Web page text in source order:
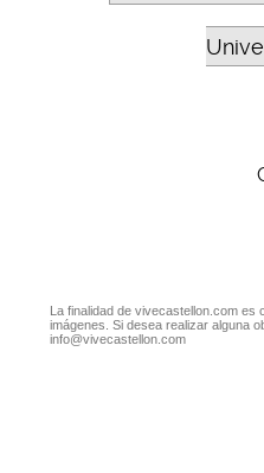
La finalidad de vivecastellon.com
imágenes. Si desea realizar alguna
info@vivecastellon.com